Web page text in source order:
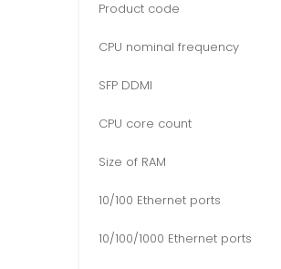
Product code
CPU nominal frequency
SFP DDMI
CPU core count
Size of RAM
10/100 Ethernet ports
10/100/1000 Ethernet ports